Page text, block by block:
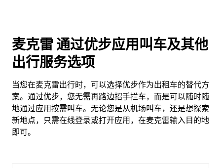
麦克雷 通过优步应用叫车及其他
出行服务选项
当您在麦克雷出行时，可以选择优步作为出租车的替代方
案。通过优步，您无需再路边招手拦车，而是可以随时随
地通过应用按需叫车。无论您是从机场叫车，还是想探索
新地点，只需在线登录或打开应用，在麦克雷输入目的地
即可。